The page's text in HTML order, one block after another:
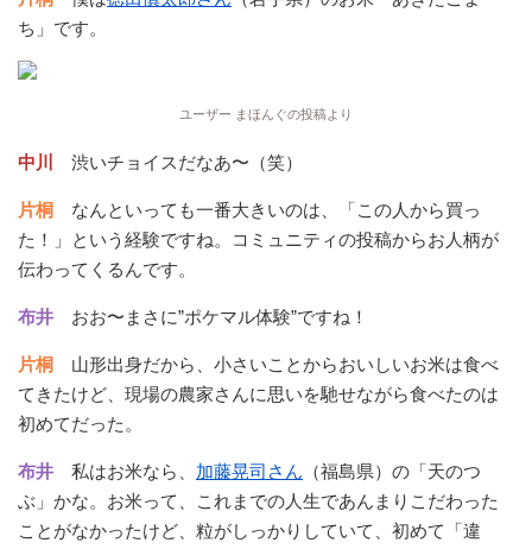
ち」です。
ユーザー まほんぐの投稿より
中川 渋いチョイスだなあ〜（笑）
片桐
なんといっても一番大きいのは、「この人から買っ
た！」という経験ですね。コミュニティの投稿からお人柄が
伝わってくるんです。
布井 おお〜まさに”ポケマル体験”ですね！
片桐
山形出身だから、小さいことからおいしいお米は食べ
てきたけど、現場の農家さんに思いを馳せながら食べたのは
初めてだった。
布井 私はお米なら、 加藤晃司さん （福島県）の「天のつ
ぶ」かな。お米って、これまでの人生であんまりこだわった
ことがなかったけど、粒がしっかりしていて、初めて「違